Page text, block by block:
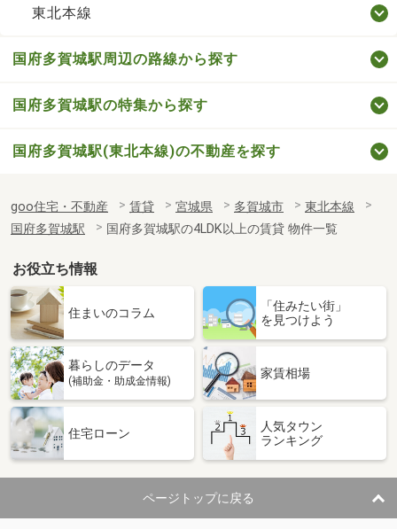
東北本線
国府多賀城駅周辺の路線から探す
国府多賀城駅の特集から探す
国府多賀城駅(東北本線)の不動産を探す
goo住宅・不動産 賃貸 宮城県 多賀城市
東北本線
国府多賀城駅
国府多賀城駅の4LDK以上の賃貸 物件一覧
お役立ち情報
住まいのコラム
「住みたい街」
を見つけよう
暮らしのデータ
(補助金・助成金情報)
家賃相場
住宅ローン
人気タウン
ランキング
ページトップに戻る